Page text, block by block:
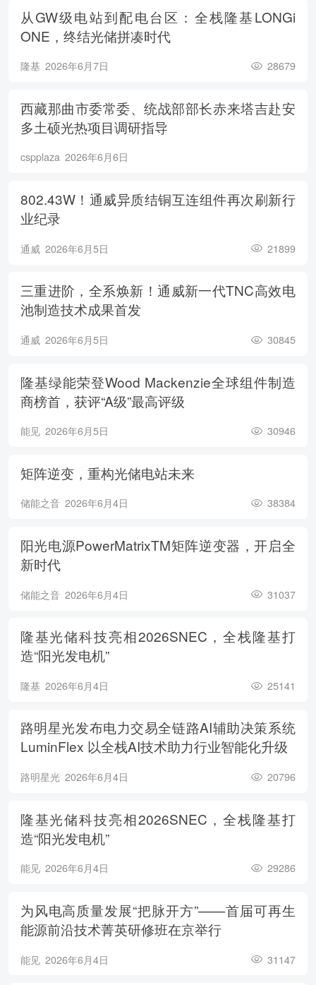
从GW级电站到配电台区：全栈隆基LONGi
ONE，终结光储拼凑时代
隆基 2026年6月7日 28679
西藏那曲市委常委、统战部部长赤来塔吉赴安
多土硕光热项目调研指导
cspplaza 2026年6月6日
802.43W！通威异质结铜互连组件再次刷新行
业纪录
通威 2026年6月5日 21899
三重进阶，全系焕新！通威新一代TNC高效电
池制造技术成果首发
通威 2026年6月5日 30845
隆基绿能荣登Wood Mackenzie全球组件制造
商榜首，获评“A级”最高评级
能见 2026年6月5日 30946
矩阵逆变，重构光储电站未来
储能之音 2026年6月4日 38384
阳光电源PowerMatrixTM矩阵逆变器，开启全
新时代
储能之音 2026年6月4日 31037
隆基光储科技亮相2026SNEC，全栈隆基打
造“阳光发电机”
隆基 2026年6月4日 25141
路明星光发布电力交易全链路AI辅助决策系统
LuminFlex 以全栈AI技术助力行业智能化升级
路明星光 2026年6月4日 20796
隆基光储科技亮相2026SNEC，全栈隆基打
造“阳光发电机”
能见 2026年6月4日 29286
为风电高质量发展“把脉开方”——首届可再生
能源前沿技术菁英研修班在京举行
能见 2026年6月4日 31147